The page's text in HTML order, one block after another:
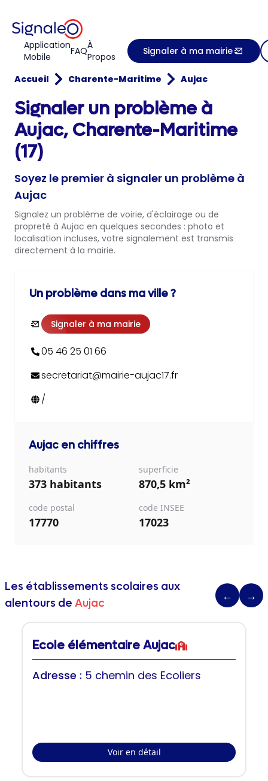
Application
Mobile
FAQÀ
Propos
Signaler à ma mairie
Accueil Charente-Maritime Aujac
Signaler un problème à
Aujac, Charente-Maritime
(17)
Soyez le premier à signaler un problème à
Aujac
Signalez un problème de voirie, d'éclairage ou de
propreté à Aujac en quelques secondes : photo et
localisation incluses, votre signalement est transmis
directement à la mairie.
Un problème dans ma ville ?
Signaler à ma mairie
05 46 25 01 66
secretariat@mairie-aujac17.fr
/
Aujac en chiffres
habitants
373 habitants
superficie
870,5 km²
code postal
17770
code INSEE
17023
Les établissements scolaires aux
alentours de Aujac
← →
Ecole élémentaire Aujac
Adresse : 5 chemin des Ecoliers
Voir en détail